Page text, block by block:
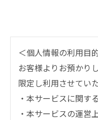
＜個人情報の利用目
お客様よりお預かり
限定し利用させてい
・本サービスに関す
・本サービスの運営